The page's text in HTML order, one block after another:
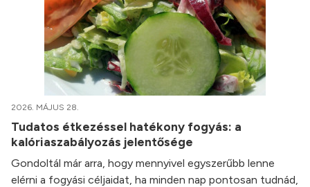
2026. MÁJUS 28.
Tudatos étkezéssel hatékony fogyás: a
kalóriaszabályozás jelentősége
Gondoltál már arra, hogy mennyivel egyszerűbb lenne
elérni a fogyási céljaidat, ha minden nap pontosan tudnád,